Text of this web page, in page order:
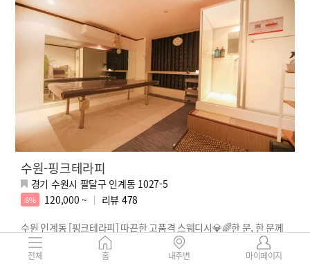
수원-핑크테라피
경기 수원시 팔달구 인계동 1027-5
8% 120,000 ~ 리뷰 478
수원 인계동 [핑크테라피] 따끈한 고품격 스웨디시💎🌈한 분, 한 분께
완벽한 힐링🌈💎한국인 관리사
전체 홈 내주변 마이페이지